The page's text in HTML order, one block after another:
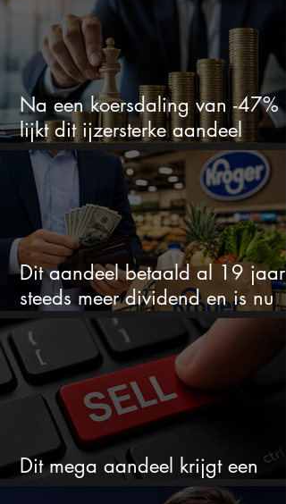
Na een koersdaling van -47%
lijkt dit ijzersterke aandeel
aantrekkelijker dan ooit
Dit aandeel betaald al 19 jaar
steeds meer dividend en is nu
goedkoop
Dit mega aandeel krijgt een
zeldzaam verkoopadvies